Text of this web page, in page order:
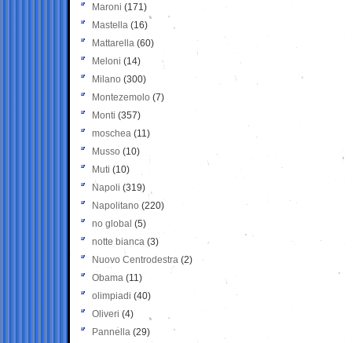
Maroni (171)
Mastella (16)
Mattarella (60)
Meloni (14)
Milano (300)
Montezemolo (7)
Monti (357)
moschea (11)
Musso (10)
Muti (10)
Napoli (319)
Napolitano (220)
no global (5)
notte bianca (3)
Nuovo Centrodestra (2)
Obama (11)
olimpiadi (40)
Oliveri (4)
Pannella (29)